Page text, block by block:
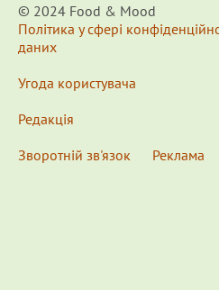
© 2024 Food & Мood
Політика у сфері
даних
Угода користувача
Редакція
Зворотній зв'язок
Реклама